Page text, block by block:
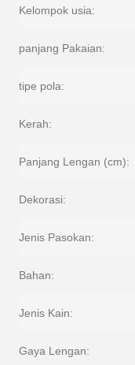
Kelompok usia:
panjang Pakaian:
tipe pola:
Kerah:
Panjang Lengan (cm):
Dekorasi:
Jenis Pasokan:
Bahan:
Jenis Kain:
Gaya Lengan: